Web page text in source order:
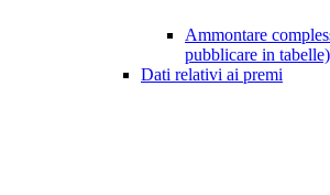
Ammontare
pubblicare in tabelle)
Dati relativi ai premi